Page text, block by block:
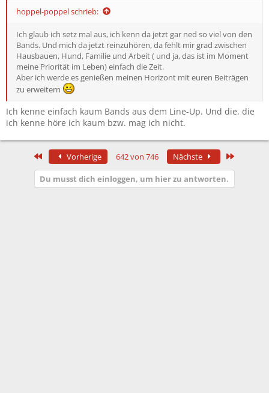
hoppel-poppel schrieb:
Ich glaub ich setz mal aus, ich kenn da jetzt gar ned so viel von den
Bands. Und mich da jetzt reinzuhören, da fehlt mir grad zwischen
Hausbauen, Hund, Familie und Arbeit ( und ja, das ist im Moment
meine Priorität im Leben) einfach die Zeit.
Aber ich werde es genießen meinen Horizont mit euren Beiträgen
zu erweitern
Ich kenne einfach kaum Bands aus dem Line-Up. Und die, die
ich kenne höre ich kaum bzw. mag ich nicht.
Erste Vorherige 642 von 746 Nächste
Du musst dich einloggen, um hier zu antworten.